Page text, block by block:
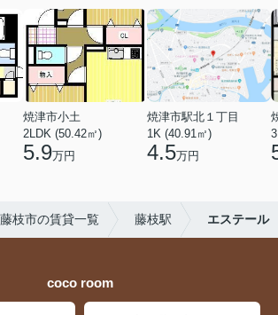
焼津市小土
2LDK (50.42㎡)
5.9万円
焼津市駅北１丁目
1K (40.91㎡)
4.5万円
藤枝市の賃貸一覧 藤枝駅 エステール
coco room